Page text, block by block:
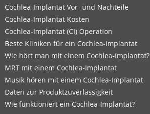
Cochlea-Implantat Vor- und Nachteile
Cochlea-Implantat Kosten
Cochlea-Implantat (CI) Operation
Beste Kliniken für ein Cochlea-Implantat
Wie hört man mit einem Cochlea-Implantat?
MRT mit einem Cochlea-Implantat
Musik hören mit einem Cochlea-Implantat
Daten zur Produktzuverlässigkeit
Wie funktioniert ein Cochlea-Implantat?